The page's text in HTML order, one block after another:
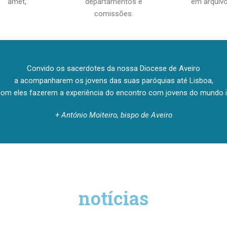
comissões.
Convido os sacerdotes da nossa Diocese de Aveiro
a acompanharem os jovens das suas paróquias até Lisboa,
eles fazerem a experiência do encontro com jovens do mundo
+ António Moiteiro, bispo de Aveiro
notícias